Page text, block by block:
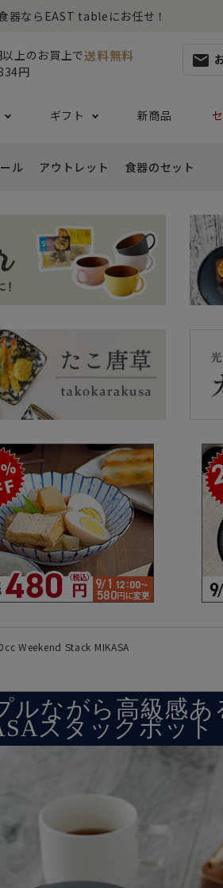
器ならEAST tableにお任せ！
上のお買上で送料無料
円
mail
・サラダボウル
- 汁椀
- どんぶり・丼
- ラーメン鉢
で探す
器
素材で探す
- 磁器製
- 木製
- ガラス製
- 樹脂製
食
白
ま
ギフト
-
-
新商品
ル アウトレット 食器のセット
Weekend Stack MIKASA
ルながら高級感あ
スタックポット